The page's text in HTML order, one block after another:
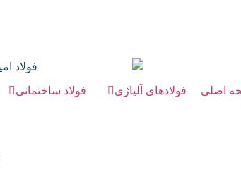
اصلی فولادهای آلیاژی فولاد ساختمانی